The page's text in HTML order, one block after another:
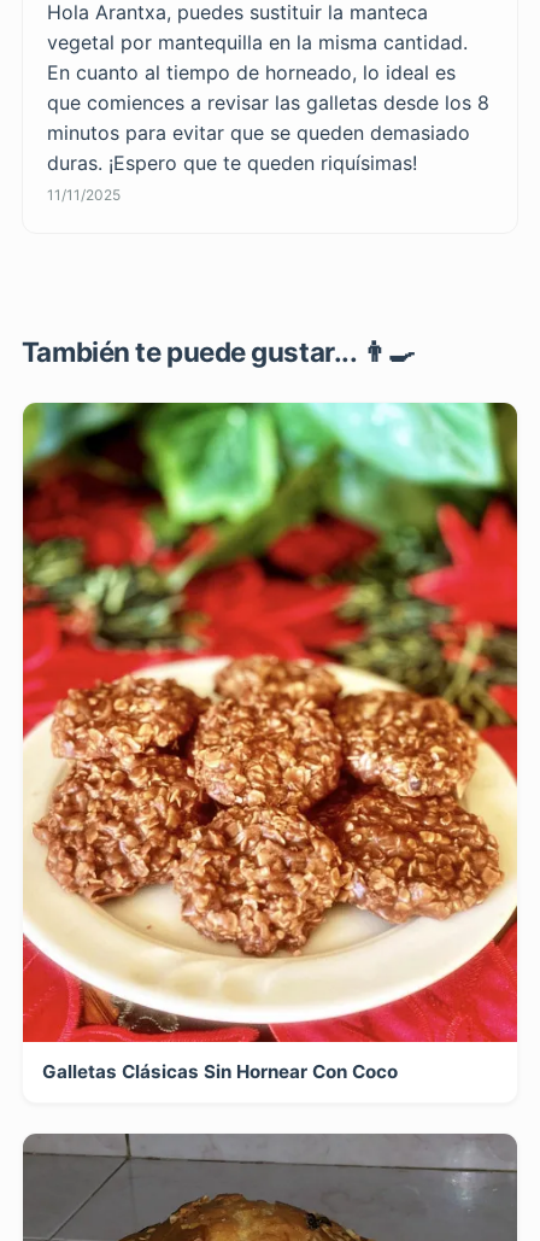
Hola Arantxa, puedes sustituir la manteca
vegetal por mantequilla en la misma cantidad.
En cuanto al tiempo de horneado, lo ideal es
que comiences a revisar las galletas desde los 8
minutos para evitar que se queden demasiado
duras. ¡Espero que te queden riquísimas!
11/11/2025
También te puede gustar... 👨‍🍳
Galletas Clásicas Sin Hornear Con Coco